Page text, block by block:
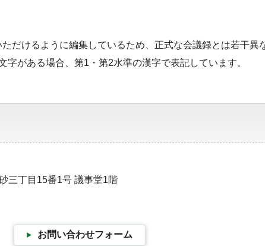
だけるように編集しているため、正式な会議録とは若干異
字がある場合、第1・第2水準の漢字で表記しています。
三丁目15番1号 議事堂1階
お問い合わせフォーム